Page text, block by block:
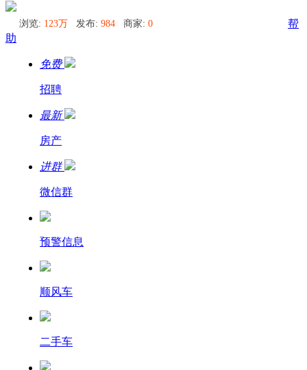
浏览: 123万 发布: 984 商家: 0
帮
助
免费
招聘
最新
房产
进群
微信群
预警信息
顺风车
二手车